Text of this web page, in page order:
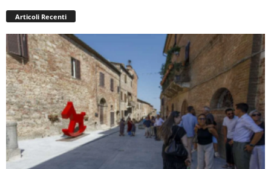
Articoli Recenti